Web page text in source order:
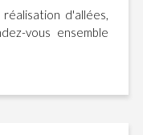
réalisation d'allées,
vous ensemble